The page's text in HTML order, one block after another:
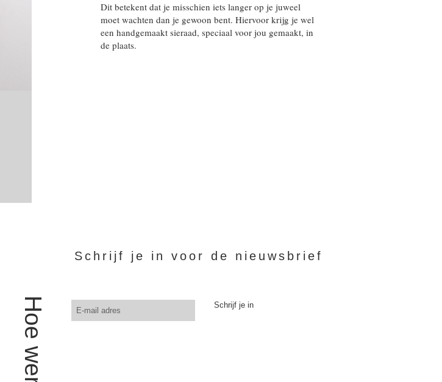
Dit betekent dat je misschien iets langer op je juweel
moet wachten dan je gewoon bent. Hiervoor krijg je wel
een handgemaakt sieraad, speciaal voor jou gemaakt, in
de plaats.
Schrijf je in voor de nieuwsbrief
Schrijf je in